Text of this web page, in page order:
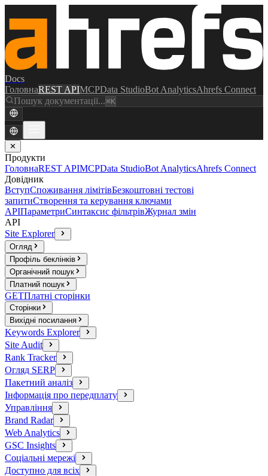
Docs
ГоловнаREST APIMCPData StudioBot AnalyticsAhrefs Connect
Пошук документації...⌘K
✕
Продукти
ГоловнаREST APIMCPData StudioBot AnalyticsAhrefs Connect
Довідник
ВступСпоживання лімітівБезкоштовні тестові
запитиСтворення та керування ключами
APIПараметриСинтаксис фільтрівЖурнал змін
API
Site Explorer
Огляд
Профіль беклінків
Органічний пошук
Платний пошук
GETПлатні сторінки
Сторінки
Вихідні посилання
Keywords Explorer
Site Audit
Rank Tracker
Огляд SERP
Пакетний аналіз
Інформація про передплату
Управління
Brand Radar
Web Analytics
GSC Insights
Соціальні мережі
Доступно для всіх